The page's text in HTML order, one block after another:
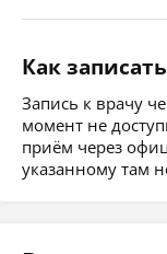
Как
Запись к врачу
момент не
приём через
указанному там